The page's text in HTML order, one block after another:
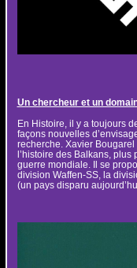
Un chercheur et un
En Histoire, il y a toujours
façons nouvelles
recherche. Xavier Bougarel
l’histoire des Balkans,
guerre mondiale. Il se
division Waffen-SS, la
(un pays disparu